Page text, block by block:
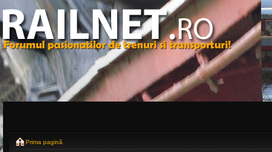
Prima pagină